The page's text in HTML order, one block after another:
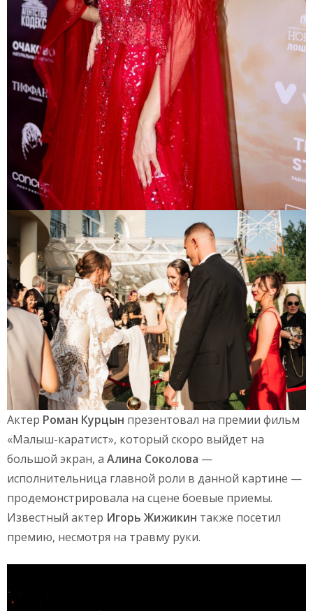
Актер Роман Курцын презентовал на премии фильм
«Малыш-каратист», который скоро выйдет на
большой экран, а Алина Соколова —
исполнительница главной роли в данной картине —
продемонстрировала на сцене боевые приемы.
Известный актер Игорь Жижикин также посетил
премию, несмотря на травму руки.